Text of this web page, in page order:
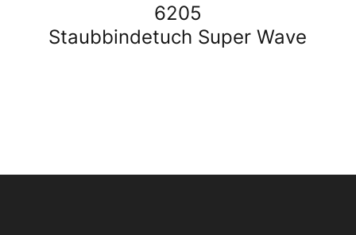
6205
Staubbindetuch Super Wave